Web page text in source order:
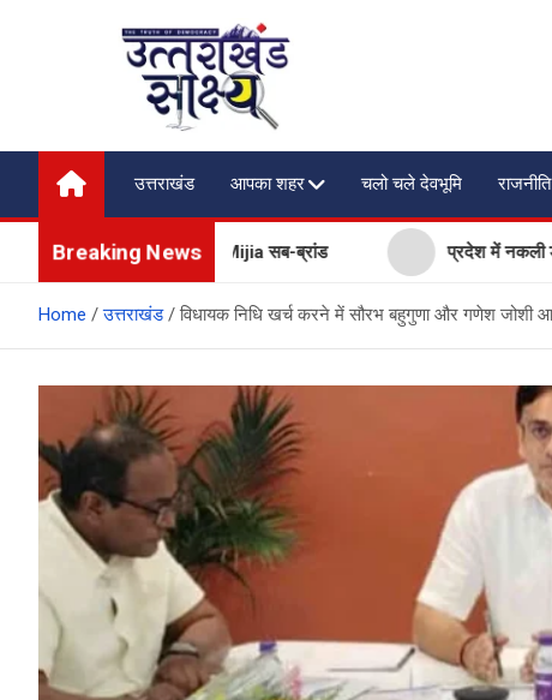
Uttarakhand Shakshya
My News Portal
उत्तराखंड
आपका शहर चलो चले देवभूमि राजनीति
Breaking News
लॉन्च किया नया Mijia सब-ब्रांड प्रदेश में नकली डेयरी
Home उत्तराखंड विधायक निधि खर्च करने में सौरभ बहुगुणा और गणेश जोशी